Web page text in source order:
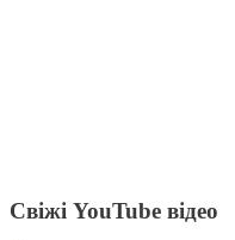
Свіжі YouTube відео